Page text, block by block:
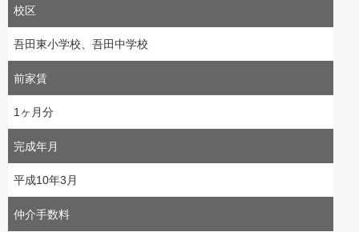
校区
吾田東小学校、吾田中学校
前家賃
1ヶ月分
完成年月
平成10年3月
仲介手数料